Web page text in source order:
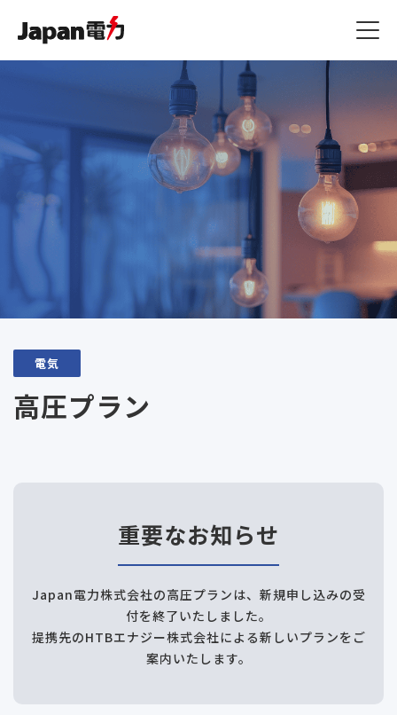
燃料費等調整額
JSプラン
原料費調整額
ご利用規約・約款
ガス漏れ時の緊急対応
ジャパン家電修理アシスト
ジャパン端末アシスト
ジャパン駆けつけアシスト
その他
コラム一覧
よくある質問 / お問い合
わせ
マイページ
電気
高圧プラン
重要なお知らせ
Japan電力株式会社の高圧プランは、新規申し込みの受
付を終了いたしました。
提携先のHTBエナジー株式会社による新しいプランをご
案内いたします。